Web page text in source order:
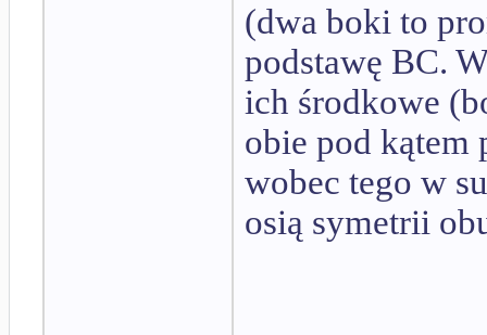
(dwa boki to
podstawę BC.
ich środkowe
obie pod kątem
wobec tego w
osią symetrii